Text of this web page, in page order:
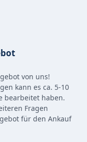
von uns!
kann es ca. 5-10
bearbeitet haben.
Fragen
für den Ankauf